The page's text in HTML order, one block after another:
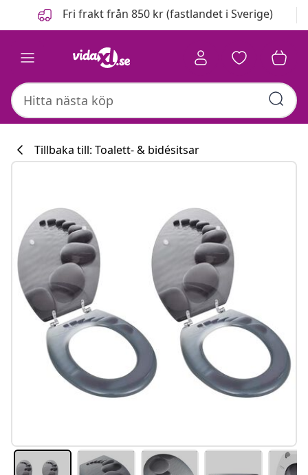
FöregåendeFri frakt från 850 kr (fastlandet i Sverige)
Tillbaka till: Toalett- & bidésitsar